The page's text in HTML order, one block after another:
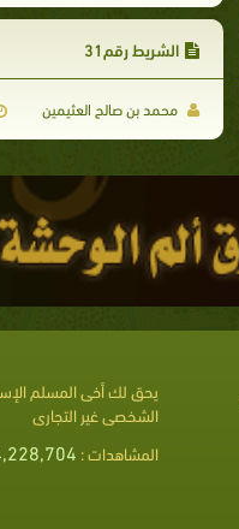
الشريط رقم31
محمد بن صالح العثيمين
يحق لك أخى المسلم
الشخصى غير التجارى
المشاهدات :